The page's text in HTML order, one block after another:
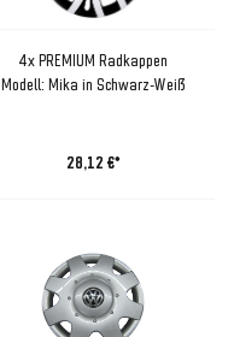
4x PREMIUM Radkappen
Modell: Mika in Schwarz-Weiß
28,12 €*